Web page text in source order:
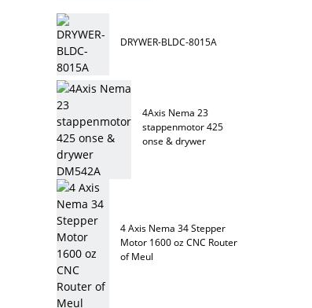
DRYWER-BLDC-8015A
4Axis Nema 23
stappenmotor 425
onse & drywer
4 Axis Nema 34 Stepper
Motor 1600 oz CNC Router
of Meul